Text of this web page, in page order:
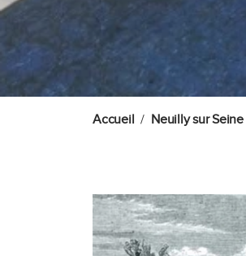
Accueil Neuilly sur Seine